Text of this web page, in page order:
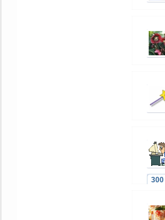
300